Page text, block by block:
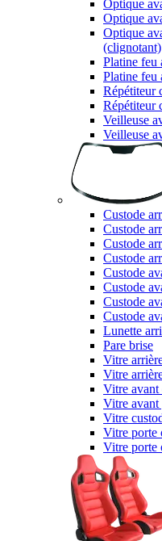
Optique
Optique
Optique
(clignotant)
Platine feu
Platine feu
Répétiteur
Répétiteur
Veilleuse
Veilleuse
Custode
Custode
Custode
Custode
Custode
Custode
Custode
Custode
Lunette
Pare brise
Vitre
Vitre
Vitre avant
Vitre avant
Vitre
Vitre porte
Vitre porte